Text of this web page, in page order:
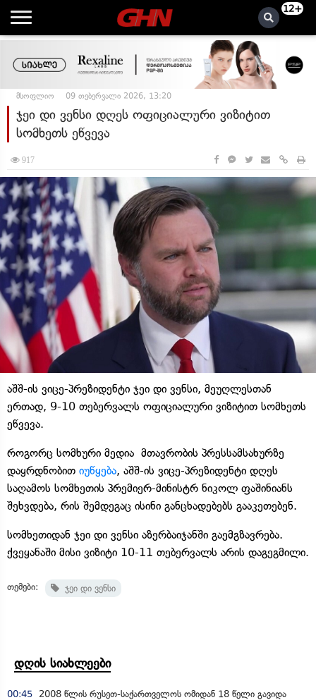
12+
მსოფლიო 09 თებერვალი 2026, 13:20
ჯეი დი ვენსი დღეს ოფიციალური ვიზიტით
სომხეთს ეწვევა
917
აშშ-ის ვიცე-პრეზიდენტი ჯეი დი ვენსი, მეუღლესთან
ერთად, 9-10 თებერვალს ოფიციალური ვიზიტით სომხეთს
ეწვევა.
როგორც სომხური მედია მთავრობის პრესსამსახურზე
დაყრდნობით იუწყება, აშშ-ის ვიცე-პრეზიდენტი დღეს
საღამოს სომხეთის პრემიერ-მინისტრ ნიკოლ ფაშინიანს
შეხვდება, რის შემდეგაც ისინი განცხადებებს გააკეთებენ.
სომხეთიდან ჯეი დი ვენსი აზერბაიჯანში გაემგზავრება.
ქვეყანაში მისი ვიზიტი 10-11 თებერვალს არის დაგეგმილი.
თემები: ჯეი დი ვენსი
დღის სიახლეები
00:45 2008 წლის რუსეთ-საქართველოს ომიდან 18 წელი გავიდა